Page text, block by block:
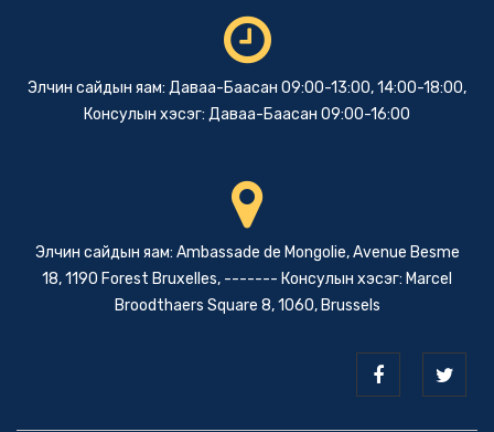
Элчин сайдын яам: Даваа-Баасан 09:00-13:00, 14:00-18:00,
Консулын хэсэг: Даваа-Баасан 09:00-16:00
Элчин сайдын яам: Ambassade de Mongolie, Avenue Besme
18, 1190 Forest Bruxelles, ------- Консулын хэсэг: Marcel
Broodthaers Square 8, 1060, Brussels